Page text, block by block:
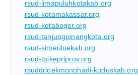
rsud-limapuluhkotakab.org
rsud-kotamakassar.org
rsud-kotabogor.org
rsud-tanjungpinangkota.org
rsud-simeuluekab.org
rsud-tpikepriprov.org
rsuddrloekmonohadi-kuduskab.org